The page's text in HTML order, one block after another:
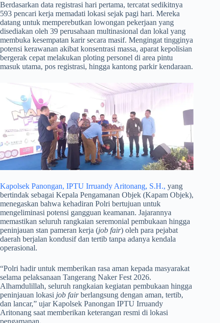
​Berdasarkan data registrasi hari pertama, tercatat sedikitnya
593 pencari kerja memadati lokasi sejak pagi hari. Mereka
datang untuk memperebutkan lowongan pekerjaan yang
disediakan oleh 39 perusahaan multinasional dan lokal yang
membuka kesempatan karir secara masif. Mengingat tingginya
potensi kerawanan akibat konsentrasi massa, aparat kepolisian
bergerak cepat melakukan ploting personel di area pintu
masuk utama, pos registrasi, hingga kantong parkir kendaraan.
Kapolsek Panongan, IPTU Irruandy Aritonang, S.H., yang
bertindak sebagai Kepala Pengamanan Objek (Kapam Objek),
menegaskan bahwa kehadiran Polri bertujuan untuk
mengeliminasi potensi gangguan keamanan. Jajarannya
memastikan seluruh rangkaian seremonial pembukaan hingga
peninjauan stan pameran kerja (job fair) oleh para pejabat
daerah berjalan kondusif dan tertib tanpa adanya kendala
operasional.
​“Polri hadir untuk memberikan rasa aman kepada masyarakat
selama pelaksanaan Tangerang Naker Fest 2026.
Alhamdulillah, seluruh rangkaian kegiatan pembukaan hingga
peninjauan lokasi job fairberlangsung dengan aman, tertib,
dan lancar,” ujar Kapolsek Panongan IPTU Irruandy
Aritonang saat memberikan keterangan resmi di lokasi
pengamanan.